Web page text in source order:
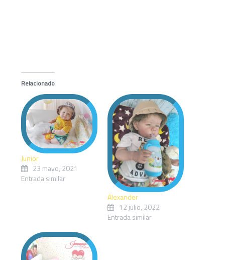
Relacionado
Junior
23 mayo, 2021
Entrada similar
Alexander
12 julio, 2022
Entrada similar